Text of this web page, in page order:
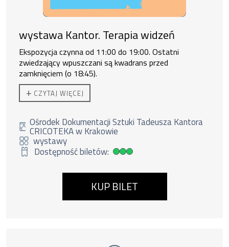
wystawa Kantor. Terapia widzeń
Ekspozycja czynna od 11:00 do 19:00. Ostatni
zwiedzający wpuszczani są kwadrans przed
zamknięciem (o 18:45).
Do zakupu biletu rodzinnego uprawnione są
dorosłe + 3 dzieci lub 1 os. dorosła + 4 dzieci.
+ CZYTAJ WIĘCEJ
Ośrodek Dokumentacji Sztuki Tadeusza Kantora
CRICOTEKA w Krakowie
wystawy
Dostępność biletów:
Duża dostępność biletów
KUP BILET